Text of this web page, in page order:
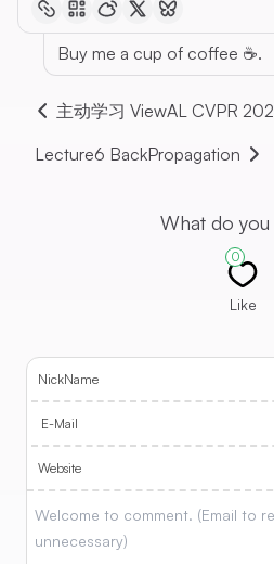
Buy me a cup of coffee ☕.
主动学习 ViewAL CVPR
Lecture6 BackPropagation
What do you
0
Like
NickName
E-Mail
Website